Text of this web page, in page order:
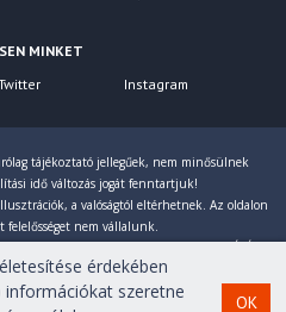
MINKET
Instagram
tájékoztató jellegűek, nem minősülnek
idő változás jogát fenntartjuk!
a valóságtól eltérhetnek. Az oldalon
felelősséget nem vállalunk.
érvényesek! Bruttó árainkat 27% ÁFÁ-val
érdekében
információkat szeretne
OK